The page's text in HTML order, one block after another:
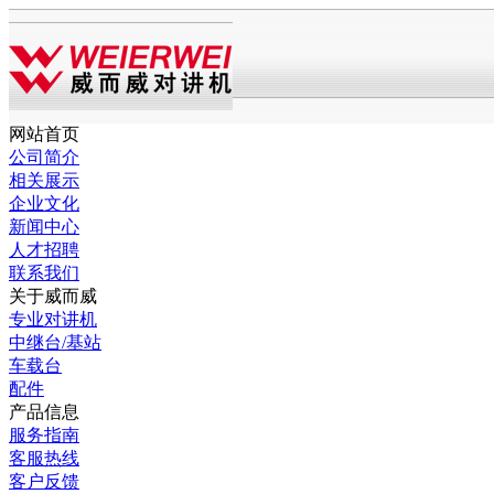
网站首页
公司简介
相关展示
企业文化
新闻中心
人才招聘
联系我们
关于威而威
专业对讲机
中继台/基站
车载台
配件
产品信息
服务指南
客服热线
客户反馈